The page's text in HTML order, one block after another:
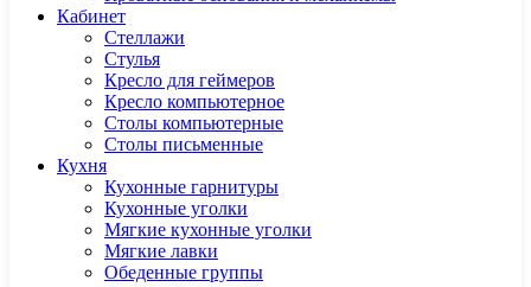
Кабинет
Cтеллажи
Cтулья
Кресло для геймеров
Кресло компьютерное
Столы компьютерные
Столы письменные
Кухня
Кухонные гарнитуры
Кухонные уголки
Мягкие кухонные уголки
Мягкие лавки
Обеденные группы